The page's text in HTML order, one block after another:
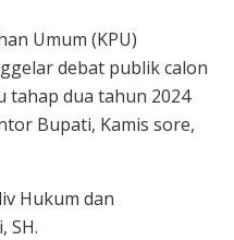
Umum (KPU)
debat publik calon
tahap dua tahun 2024
Bupati, Kamis sore,
Hukum dan
SH.